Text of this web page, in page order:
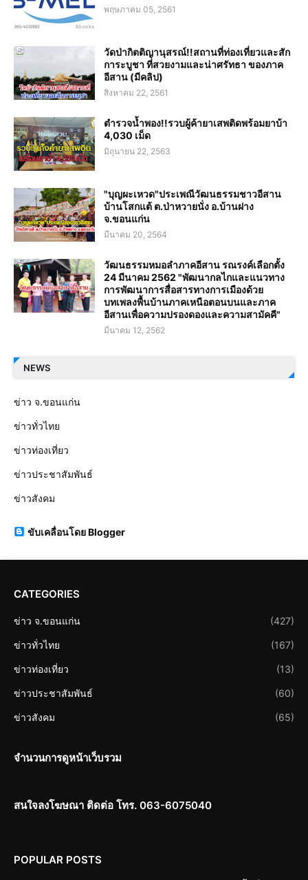
พฤษภาคม 05, 2561
วัดป่ากิตติญานุสรณ์!!สถานที่ท่องเที่ยวและสัก
การะบูชา ที่สวยงามและน่าศรัทธา ของภาค
อีสาน (มีคลิป)
สิงหาคม 22, 2561
ตำรวจน้ำพอง!!รวบผู้ค้ายาเสพติดพร้อมยาบ้า
4,030 เม็ด
มิถุนายน 22, 2563
"บุญผะเหวด"ประเพณีวัฒนธรรมชาวอีสาน
บ้านโสกแต้ ต.ป่าหวายนั่ง อ.บ้านฝาง
จ.ขอนแก่น
มีนาคม 20, 2564
วัฒนธรรมหมอลำภาคอีสาน รณรงค์เลือกตั้ง
24 มีนาคม 2562 "พัฒนากลไกและแนวทาง
การพัฒนาการสื่อสารทางการเมืองด้วย
บทเพลงพื้นบ้านภาคเหนือตอนบนและภาค
อีสานเพื่อความปรองดองและความสามัคคี"
มีนาคม 12, 2562
NEWS
ข่าว จ.ขอนแก่น
ข่าวทั่วไทย
ข่าวท่องเที่ยว
ข่าวประชาสัมพันธ์
ข่าวสังคม
ขับเคลื่อนโดย Blogger
CATEGORIES
ข่าว จ.ขอนแก่น (427)
ข่าวทั่วไทย (167)
ข่าวท่องเที่ยว (13)
ข่าวประชาสัมพันธ์ (60)
ข่าวสังคม (65)
จำนวนการดูหน้าเว็บรวม
สนใจลงโฆษณา ติดต่อ โทร. 063-6075040
POPULAR POSTS